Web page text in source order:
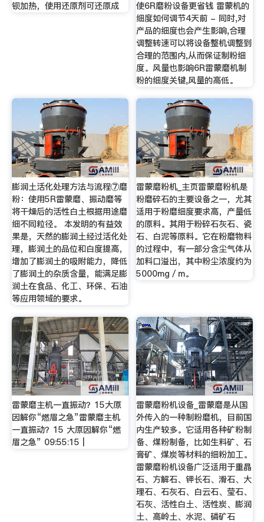
钡加热，使用还原剂可还原成
使6R磨粉设备更省钱 雷蒙机的
细度如何调节4天前 - 同时,对
产品的细度也会产生影响,合理
调整转速可以将设备整机调整到
合理的范围内,从而保证制粉细
度。风量也影响6R雷蒙磨机制
粉的细度关键,风量的高低。
膨润土活化处理方法与流程⑦磨
粉：使用5R雷蒙磨、振动磨等
将干燥后的活性白土根据用途磨
细不同粒径。 本发明的有益效
果是，天然的膨润土经过活化处
理，膨润土的品位和白度提高，
增加了膨润土的吸附能力，降低
了膨润土的杂质含量，能满足膨
润土在食品、化工、环保、石油
等应用领域的要求。
雷蒙磨粉机_主页雷蒙磨粉机是
粉磨碎石的主要设备之一，尤其
适用于粉磨细度要求高，产量低
的原料。其用于粉碎石灰石、瓷
石、白泥等原料。它在粉磨物料
的过程中，有一部分含尘气体从
加料口溢出，其中粉尘浓度约为
5000mg／m。
雷蒙磨主机一直振动？15大原
因解你“燃眉之急”雷蒙磨主机
一直振动？15 大原因解你“燃
眉之急” 09:55:15 |
雷蒙磨粉机设备_雷蒙磨是从国
外传入的一种制粉磨机，目前国
内生产较多。它适用各种矿粉制
备、煤粉制备，比如生料矿、石
膏矿、煤炭等材料的细粉加工。
雷蒙磨粉机设备广泛适用于重晶
石、方解石、钾长石、滑石、大
理石、石灰石、白云石、莹石、
石灰、活性白土、活性炭、膨润
土、高岭土、水泥、磷矿石